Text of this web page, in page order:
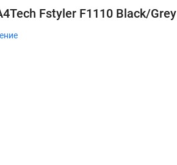
Fstyler F1110 Black/Grey